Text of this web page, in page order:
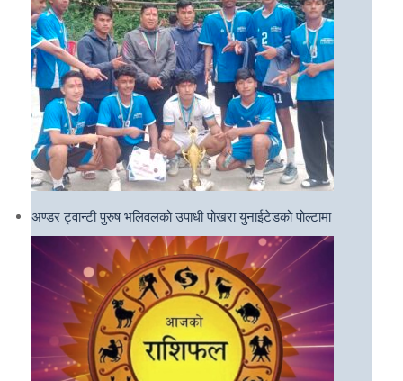
अण्डर ट्वान्टी पुरुष भलिवलको उपाधी पोखरा युनाईटेडको पोल्टामा